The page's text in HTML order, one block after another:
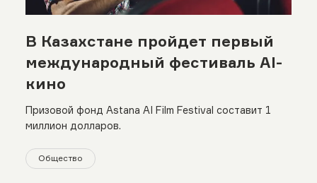
В Казахстане пройдет первый
международный фестиваль AI-
кино
Призовой фонд Astana AI Film Festival составит 1
миллион долларов.
Общество